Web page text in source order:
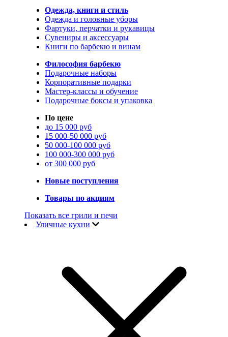
Одежда, книги и стиль
Одежда и головные уборы
Фартуки, перчатки и рукавицы
Сувениры и аксессуары
Книги по барбекю и винам
Философия барбекю
Подарочные наборы
Корпоративные подарки
Мастер-классы и обучение
Подарочные боксы и упаковка
По цене
до 15 000 руб
15 000-50 000 руб
50 000-100 000 руб
100 000-300 000 руб
от 300 000 руб
Новые поступления
Товары по акциям
Показать все грили и печи
Уличные кухни